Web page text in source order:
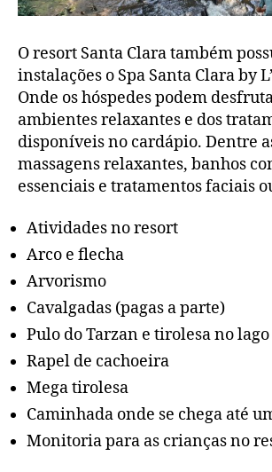
O resort Santa Clara também
instalações o Spa Santa Clara by
Onde os hóspedes podem
ambientes relaxantes e dos
disponíveis no cardápio. Dentre
massagens relaxantes, banhos
essenciais e tratamentos faciais
Atividades no resort
Arco e flecha
Arvorismo
Cavalgadas (pagas a parte)
Pulo do Tarzan e tirolesa no lago
Rapel de cachoeira
Mega tirolesa
Caminhada onde se chega até
Monitoria para as crianças no